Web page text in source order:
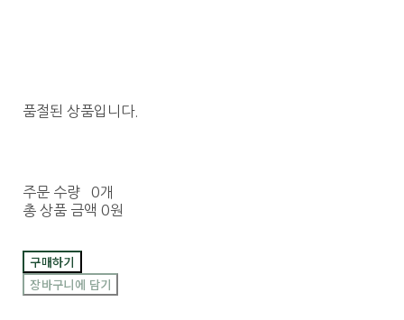
품절된 상품입니다.
주문 수량
0개
총 상품 금액 0원
구매하기
장바구니에 담기